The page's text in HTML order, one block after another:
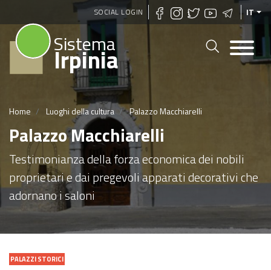
Salta
al
SOCIAL LOGIN IT
Sistema
Irpinia
Home Luoghi della cultura Palazzo Macchiarelli
Palazzo Macchiarelli
Testimonianza della forza economica dei nobili
proprietari e dai pregevoli apparati decorativi che
adornano i saloni
PALAZZI STORICI